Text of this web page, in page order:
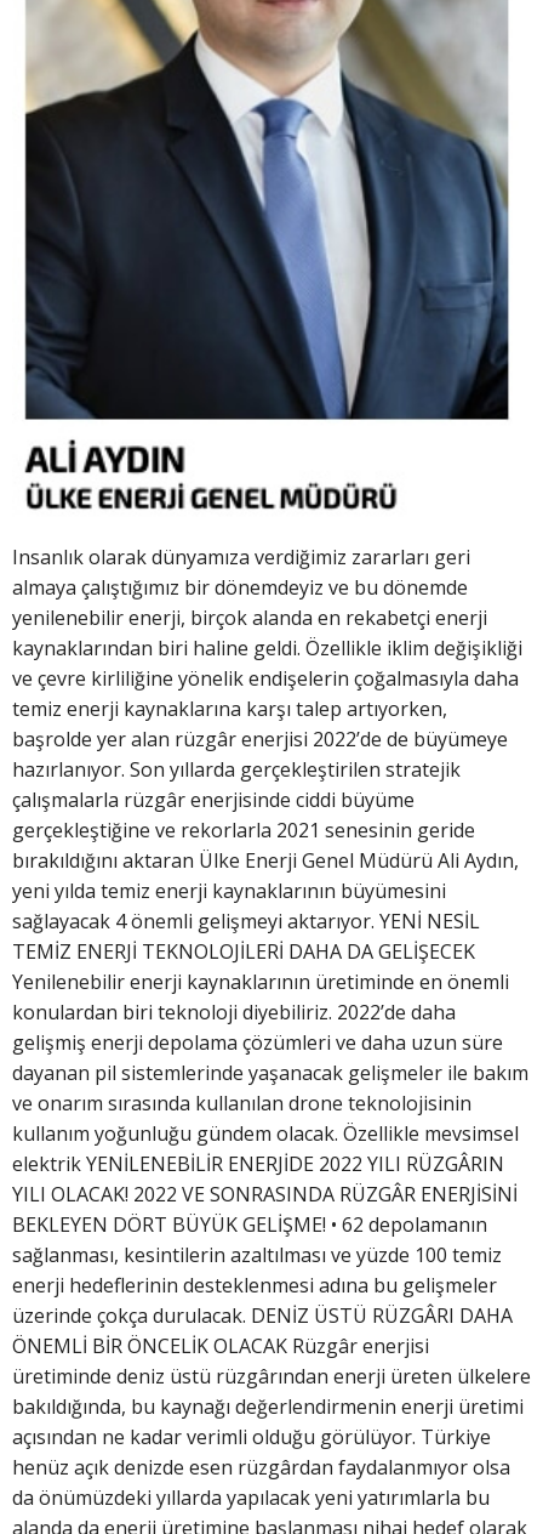
Insanlık olarak dünyamıza verdiğimiz zararları geri
almaya çalıştığımız bir dönemdeyiz ve bu dönemde
yenilenebilir enerji, birçok alanda en rekabetçi enerji
kaynaklarından biri haline geldi. Özellikle iklim değişikliği
ve çevre kirliliğine yönelik endişelerin çoğalmasıyla daha
temiz enerji kaynaklarına karşı talep artıyorken,
başrolde yer alan rüzgâr enerjisi 2022’de de büyümeye
hazırlanıyor. Son yıllarda gerçekleştirilen stratejik
çalışmalarla rüzgâr enerjisinde ciddi büyüme
gerçekleştiğine ve rekorlarla 2021 senesinin geride
bırakıldığını aktaran Ülke Enerji Genel Müdürü Ali Aydın,
yeni yılda temiz enerji kaynaklarının büyümesini
sağlayacak 4 önemli gelişmeyi aktarıyor. YENİ NESİL
TEMİZ ENERJİ TEKNOLOJİLERİ DAHA DA GELİŞECEK
Yenilenebilir enerji kaynaklarının üretiminde en önemli
konulardan biri teknoloji diyebiliriz. 2022’de daha
gelişmiş enerji depolama çözümleri ve daha uzun süre
dayanan pil sistemlerinde yaşanacak gelişmeler ile bakım
ve onarım sırasında kullanılan drone teknolojisinin
kullanım yoğunluğu gündem olacak. Özellikle mevsimsel
elektrik YENİLENEBİLİR ENERJİDE 2022 YILI RÜZGÂRIN
YILI OLACAK! 2022 VE SONRASINDA RÜZGÂR ENERJİSİNİ
BEKLEYEN DÖRT BÜYÜK GELİŞME! • 62 depolamanın
sağlanması, kesintilerin azaltılması ve yüzde 100 temiz
enerji hedeflerinin desteklenmesi adına bu gelişmeler
üzerinde çokça durulacak. DENİZ ÜSTÜ RÜZGÂRI DAHA
ÖNEMLİ BİR ÖNCELİK OLACAK Rüzgâr enerjisi
üretiminde deniz üstü rüzgârından enerji üreten ülkelere
bakıldığında, bu kaynağı değerlendirmenin enerji üretimi
açısından ne kadar verimli olduğu görülüyor. Türkiye
henüz açık denizde esen rüzgârdan faydalanmıyor olsa
da önümüzdeki yıllarda yapılacak yeni yatırımlarla bu
alanda da enerji üretimine başlanması nihai hedef olarak